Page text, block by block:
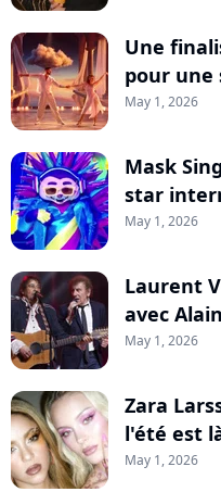
Une
pour une
May 1, 2026
Mask
star
May 1, 2026
Laurent
avec
May 1, 2026
Zara
l'été est
May 1, 2026